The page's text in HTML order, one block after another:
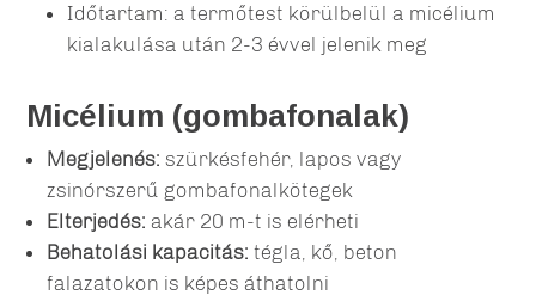
Időtartam: a termőtest körülbelül a micélium
kialakulása után 2-3 évvel jelenik meg
Micélium (gombafonalak)
Megjelenés: szürkésfehér, lapos vagy
zsinórszerű gombafonalkötegek
Elterjedés: akár 20 m-t is elérheti
Behatolási kapacitás: tégla, kő, beton
falazatokon is képes áthatolni